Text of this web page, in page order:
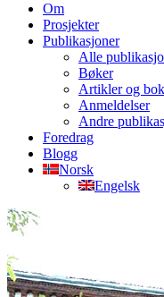
Om
Prosjekter
Publikasjoner
Alle
Bøker
Artikler og
Anmeldelser
Andre
Foredrag
Blogg
Norsk
Engelsk